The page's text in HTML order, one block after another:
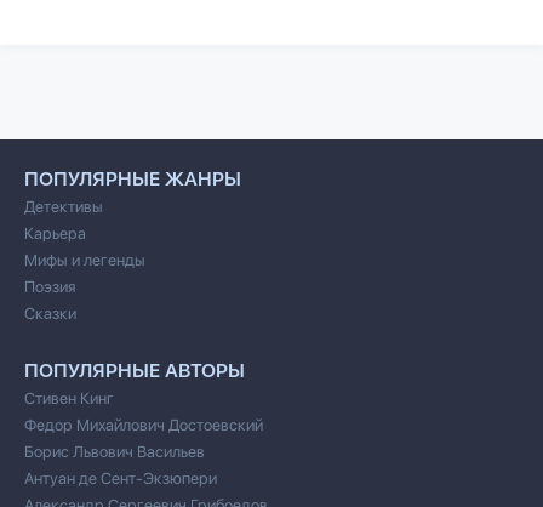
ПОПУЛЯРНЫЕ ЖАНРЫ
Детективы
Карьера
Мифы и легенды
Поэзия
Сказки
ПОПУЛЯРНЫЕ АВТОРЫ
Стивен Кинг
Федор Михайлович Достоевский
Борис Львович Васильев
Антуан де Сент-Экзюпери